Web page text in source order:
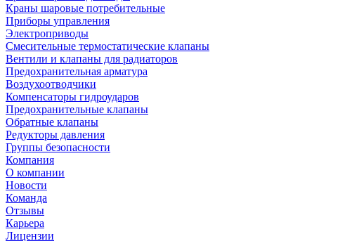
Краны шаровые потребительные
Приборы управления
Электроприводы
Смесительные термостатические клапаны
Вентили и клапаны для радиаторов
Предохранительная арматура
Воздухоотводчики
Компенсаторы гидроударов
Предохранительные клапаны
Обратные клапаны
Редукторы давления
Группы безопасности
Компания
О компании
Новости
Команда
Отзывы
Карьера
Лицензии